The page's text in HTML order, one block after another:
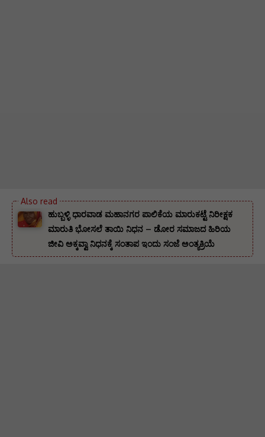
ಹುಬ್ಬಳ್ಳಿ ಧಾರವಾಡ ಮಹಾನಗರ ಪಾಲಿಕೆಯ ಮಾರುಕಟ್ಟೆ ನಿರೀಕ್ಷಕ
ಮಾರುತಿ ಭೋಸಲೆ ತಾಯಿ ನಿಧನ – ಡೋರ ಸಮಾಜದ ಹಿರಿಯ
ಜೀವಿ ಅಕ್ಕವ್ವಾ ನಿಧನಕ್ಕೆ ಸಂತಾಪ ಇಂದು ಸಂಜೆ ಅಂತ್ಯಕ್ರಿಯೆ